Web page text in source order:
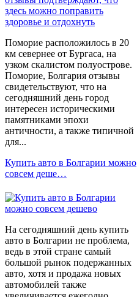
Поморие расположилось в 20
км севернее от Бургаса, на
узком скалистом полуострове.
Поморие, Болгария отзывы
свидетельствуют, что на
сегодняшний день город
интересен историческими
памятниками эпохи
античности, а также типичной
для...
Купить авто в Болгарии можно
совсем деше…
На сегодняшний день купить
авто в Болгарии не проблема,
ведь в этой стране самый
большой рынок подержанных
авто, хотя и продажа новых
автомобилей также